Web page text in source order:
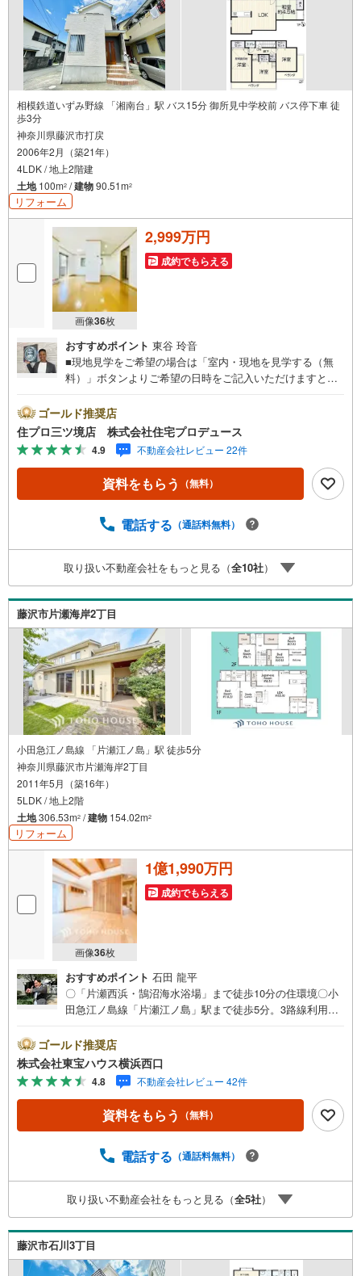
相模鉄道いずみ野線 「湘南台」駅 バス15分 御所見中学校前 バス停下車 徒
歩3分
神奈川県藤沢市打戻
2006年2月（築21年）
4LDK / 地上2階建
土地100m2 /建物90.51m2
リフォーム
画像36枚
2,999万円
成約でもらえる
おすすめポイント 東谷 玲音
■現地見学をご希望の場合は「室内・現地を見学する（無
料）」ボタンよりご希望の日時をご記入いただけますとス
リアに強い！ 住プロは、藤沢市・綾瀬市エリアの不動産売
買専門会社です！最新物件情報や当社限定で販売する物件
情報も多数ございますので、お気軽にお問合せ下さい！ ----
---------- 弊社独自の住宅ローン提案システム 弊社ではファ
イナンシャル専門スタッフによる【丁寧な資金アドバイ
ス】【ファイナンシャルプラン提案書の作成】を随時行っ
ローン残高】【住宅購入者だけが加入できる無料の生命保
多くなる【教育費】住宅を買った後から始まる【住宅ロー
ン返済】65歳以上から必要になる【老後の費用負担】住宅
探しの【このタイミング】で不安な部分を明確にしていき
ませんか？？ --------------
ゴールド推奨店
住プロ三ツ境店 株式会社住宅プロデュース
4.9 不動産会社レビュー 22件
資料をもらう （無料）
電話する （通話料無料）
取り扱い不動産会社をもっと見る（全10社）
藤沢市片瀬海岸2丁目
小田急江ノ島線 「片瀬江ノ島」駅 徒歩5分
神奈川県藤沢市片瀬海岸2丁目
2011年5月（築16年）
5LDK / 地上2階
土地306.53m2 /建物 154.02m2
リフォーム
画像36枚
1億1,990万円
成約でもらえる
おすすめポイント 石田 龍平
〇「片瀬西浜・鵠沼海水浴場」まで徒歩10分の住環境〇小
田急江ノ島線「片瀬江ノ島」駅まで徒歩5分。3路線利用可
るこだわりある注文住宅ーーーーYahoo！ 不動産キャンペ
ーン対象店舗ーーーー当店で物件を成約するとPayPayボー
ナスライトがもらえる「Yahoo！ 不動産 物件ご成約キャン
ペーン」の対象になります。「資料をもらう」「見学予約
をする」ボタンからお問い合わせください。※必ずYahoo！
JAPAN IDでログインしてください。※PayPayボーナスラ
日です。ーーーーーーーーーーーーーーーーーーーーーー
利）※上記金利は 2026年8月時点 のものであり、実際の適
用金利は融資実行時のものとなります。金利情勢により表
記の返済額と異なる場合があります。ーーーーーーーーー
ーーーーーーーーーーーーーーーー
ゴールド推奨店
株式会社東宝ハウス横浜西口
4.8 不動産会社レビュー 42件
資料をもらう （無料）
電話する （通話料無料）
取り扱い不動産会社をもっと見る（全5社）
藤沢市石川3丁目